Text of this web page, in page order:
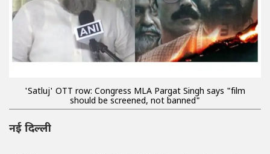
'Satluj' OTT row: Congress MLA Pargat Singh says "film
should be screened, not banned"
नई दिल्ली